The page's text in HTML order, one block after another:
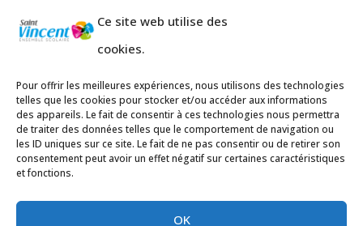
Ce site web utilise des
cookies.
Pour offrir les meilleures expériences, nous utilisons des technologies
telles que les cookies pour stocker et/ou accéder aux informations
des appareils. Le fait de consentir à ces technologies nous permettra
de traiter des données telles que le comportement de navigation ou
les ID uniques sur ce site. Le fait de ne pas consentir ou de retirer son
consentement peut avoir un effet négatif sur certaines caractéristiques
et fonctions.
OK
Téléphone
Libération 64700 Hendaye
Téléphone 05 59 48 89 00
E-mail:secretariat@saintvincent.eus